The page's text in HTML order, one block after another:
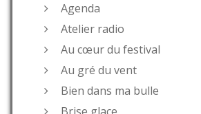
Agenda
Atelier radio
Au cœur du festival
Au gré du vent
Bien dans ma bulle